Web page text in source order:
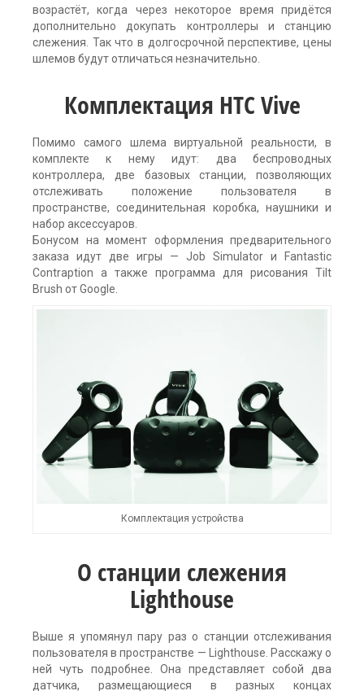
возрастёт, когда через некоторое время придётся
дополнительно докупать контроллеры и станцию
слежения. Так что в долгосрочной перспективе, цены
шлемов будут отличаться незначительно.
Комплектация HTC Vive
Помимо самого шлема виртуальной реальности, в
комплекте к нему идут: два беспроводных
контроллера, две базовых станции, позволяющих
отслеживать положение пользователя в
пространстве, соединительная коробка, наушники и
набор аксессуаров.
Бонусом на момент оформления предварительного
заказа идут две игры — Job Simulator и Fantastic
Contraption а также программа для рисования Tilt
Brush от Google.
Комплектация устройства
О станции слежения
Lighthouse
Выше я упомянул пару раз о станции отслеживания
пользователя в пространстве — Lighthouse. Расскажу о
ней чуть подробнее. Она представляет собой два
датчика, размещающиеся в разных концах